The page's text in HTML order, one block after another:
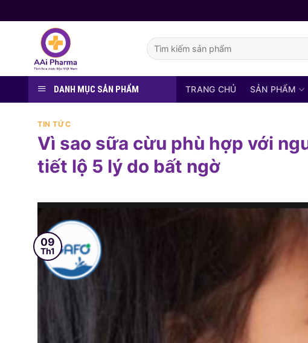
to
Tìm
kiếm:
DANH MỤC SẢN PHẨM TRANG CHỦ SẢN PHẨM
TIN TỨC
Vì sao sữa cừu phù hợp với
tiết lộ 5 lý do bất ngờ
09
Th1